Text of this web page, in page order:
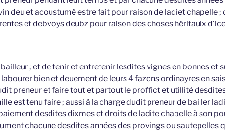
deu et acoustumé estre fait pour raison de ladiet chapelle ;
et debvoys deubz pour raison des choses héritaulx
; et de tenir et entretenir lesdites vignes en bonnes et
bien et deuement de leurs 4 fazons ordinayres en
preneur et faire tout et partout le proffict et utillité
est tenu faire ; aussi à la charge dudit preneur de bailler
desdites dixmes et droits de ladite chapelle à son
chacune desdites années des provings ou sautepelles